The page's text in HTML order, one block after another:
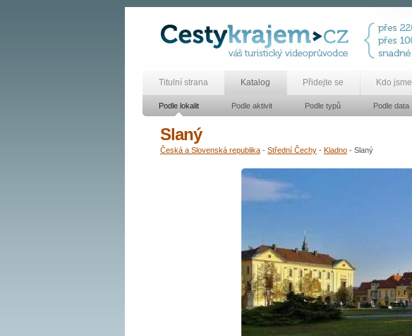
Titulní strana Katalog Přidejte se Kdo jsme
Podle lokalit Podle aktivit Podle typů Podle data
Slaný
Česká a Slovenská republika - Střední Čechy - Kladno - Slaný